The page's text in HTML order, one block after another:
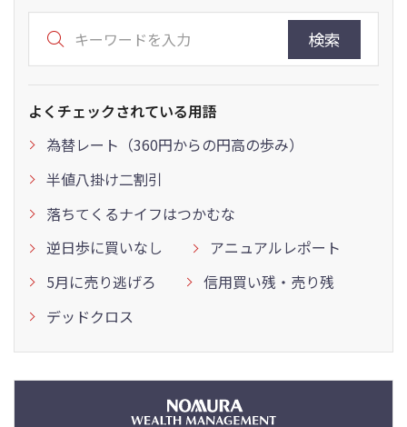
検索
よくチェックされている用語
為替レート（360円からの円高の歩み）
半値八掛け二割引
落ちてくるナイフはつかむな
逆日歩に買いなし
アニュアルレポート
5月に売り逃げろ
信用買い残・売り残
デッドクロス